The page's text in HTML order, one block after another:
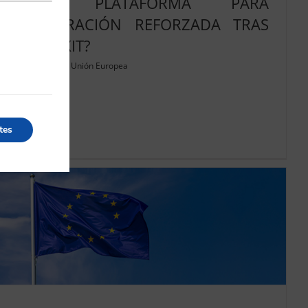
COOPERACIÓN REFORZADA TRAS
EL BREXIT?
Unión Europea
Leer más